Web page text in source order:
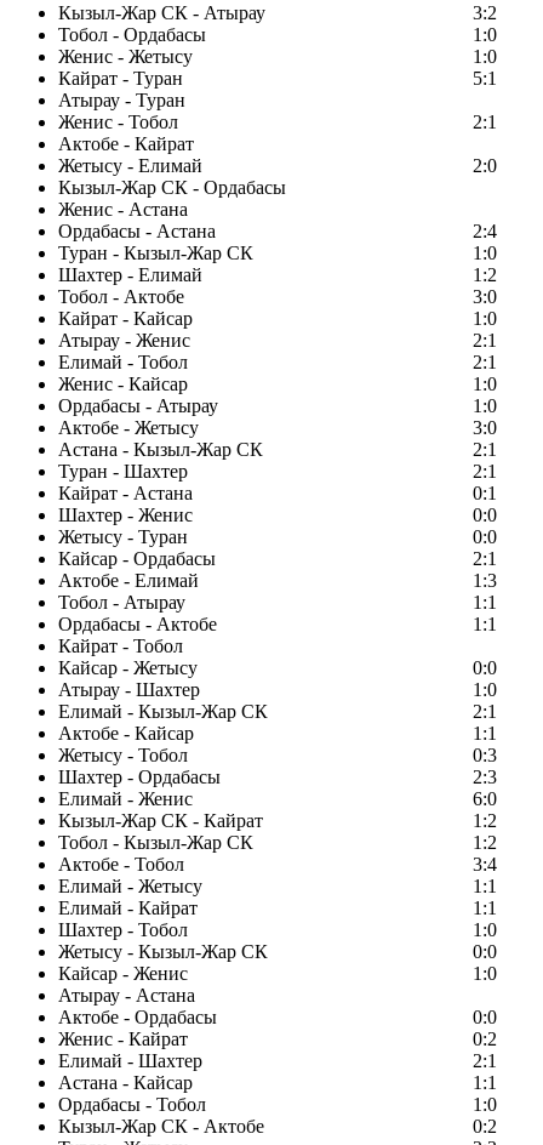
Кызыл-Жар СК - Атырау
3:2
Тобол - Ордабасы
1:0
Женис - Жетысу
1:0
Кайрат - Туран
5:1
Атырау - Туран
Женис - Тобол
2:1
Актобе - Кайрат
Жетысу - Елимай
2:0
Кызыл-Жар СК - Ордабасы
Женис - Астана
Ордабасы - Астана
2:4
Туран - Кызыл-Жар СК
1:0
Шахтер - Елимай
1:2
Тобол - Актобе
3:0
Кайрат - Кайсар
1:0
Атырау - Женис
2:1
Елимай - Тобол
2:1
Женис - Кайсар
1:0
Ордабасы - Атырау
1:0
Актобе - Жетысу
3:0
Астана - Кызыл-Жар СК
2:1
Туран - Шахтер
2:1
Кайрат - Астана
0:1
Шахтер - Женис
0:0
Жетысу - Туран
0:0
Кайсар - Ордабасы
2:1
Актобе - Елимай
1:3
Тобол - Атырау
1:1
Ордабасы - Актобе
1:1
Кайрат - Тобол
Кайсар - Жетысу
0:0
Атырау - Шахтер
1:0
Елимай - Кызыл-Жар СК
2:1
Актобе - Кайсар
1:1
Жетысу - Тобол
0:3
Шахтер - Ордабасы
2:3
Елимай - Женис
6:0
Кызыл-Жар СК - Кайрат
1:2
Тобол - Кызыл-Жар СК
1:2
Актобе - Тобол
3:4
Елимай - Жетысу
1:1
Елимай - Кайрат
1:1
Шахтер - Тобол
1:0
Жетысу - Кызыл-Жар СК
0:0
Кайсар - Женис
1:0
Атырау - Астана
Актобе - Ордабасы
0:0
Женис - Кайрат
0:2
Елимай - Шахтер
2:1
Астана - Кайсар
1:1
Ордабасы - Тобол
1:0
Кызыл-Жар СК - Актобе
0:2